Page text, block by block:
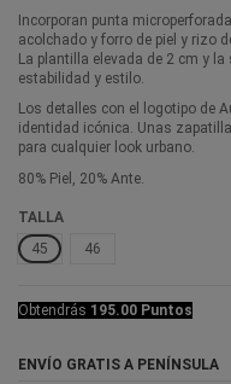
Incorporan punta
acolchado y forro de piel y rizo
La plantilla elevada de 2 cm y
estabilidad y estilo.
Los detalles con el logotipo de
identidad icónica. Unas
para cualquier look urbano.
80% Piel, 20% Ante.
TALLA
45
46
Obtendrás 195.00 Puntos
ENVÍO GRATIS A PENÍNSULA